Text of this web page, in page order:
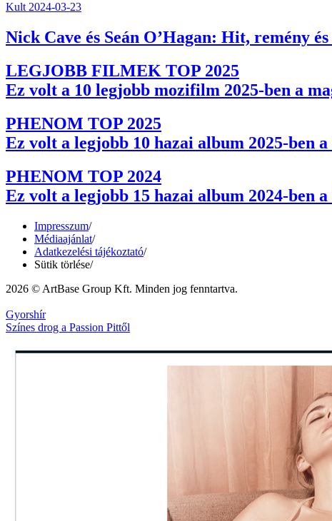
Kult 2024-03-23
Nick Cave és Seán O’Hagan: Hit, remény
LEGJOBB FILMEK TOP 2025
Ez volt a 10 legjobb mozifilm 2025-ben a
PHENOM TOP 2025
Ez volt a legjobb 10 hazai album 2025-ben
PHENOM TOP 2024
Ez volt a legjobb 15 hazai album 2024-ben
Impresszum/
Médiaajánlat/
Adatkezelési tájékoztató/
Sütik törlése/
2026 © ArtBase Group Kft. Minden jog fenntartva.
Gyorshír
Színes drog a Passion Pittől